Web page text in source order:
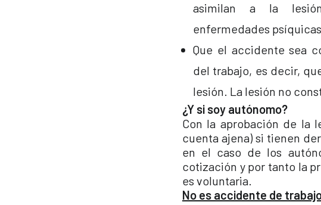
asimilan a la
enfermedades
Que el accidente sea
del trabajo, es decir,
lesión. La lesión no
¿Y si soy autónomo?
Con la aprobación de la
cuenta ajena) si tienen
en el caso de los
cotización y por tanto la
es voluntaria.
No es accidente de